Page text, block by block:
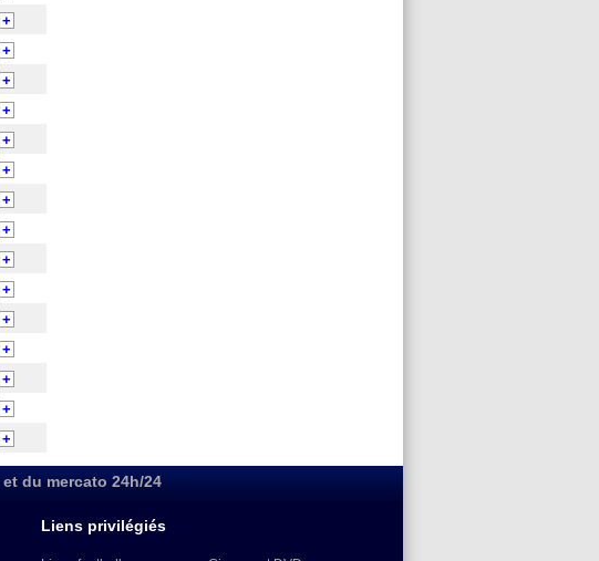
+
+
+
+
+
+
+
+
+
+
+
+
+
+
+
du mercato 24h/24
Liens privilégiés